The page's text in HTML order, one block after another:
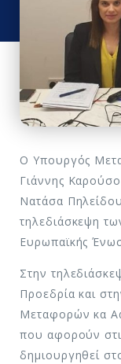
Ο Υπουργός
Γιάννης
Νατάσα
τηλεδιάσκεψη
Ευρωπαϊκής
Στην
Προεδρία και
Μεταφορών κα
που αφορούν
δημιουργηθεί